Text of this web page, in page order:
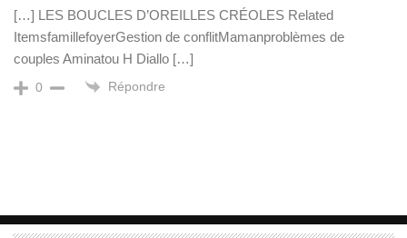
[…] LES BOUCLES D’OREILLES CRÉOLES Related
ItemsfamillefoyerGestion de conflitMamanproblèmes de
couples Aminatou H Diallo […]
0 Répondre